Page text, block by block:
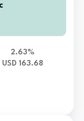
2.63%
USD 163.68